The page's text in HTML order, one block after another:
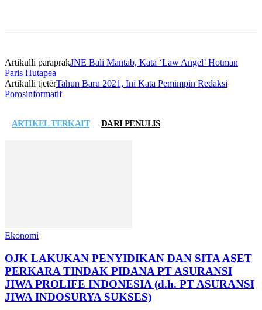
Artikulli paraprakJNE Bali Mantab, Kata ‘Law Angel’ Hotman
Paris Hutapea
Artikulli tjetërTahun Baru 2021, Ini Kata Pemimpin Redaksi
Porosinformatif
ARTIKEL TERKAIT DARI PENULIS
Ekonomi
OJK LAKUKAN PENYIDIKAN DAN SITA ASET
PERKARA TINDAK PIDANA PT ASURANSI
JIWA PROLIFE INDONESIA (d.h. PT ASURANSI
JIWA INDOSURYA SUKSES)